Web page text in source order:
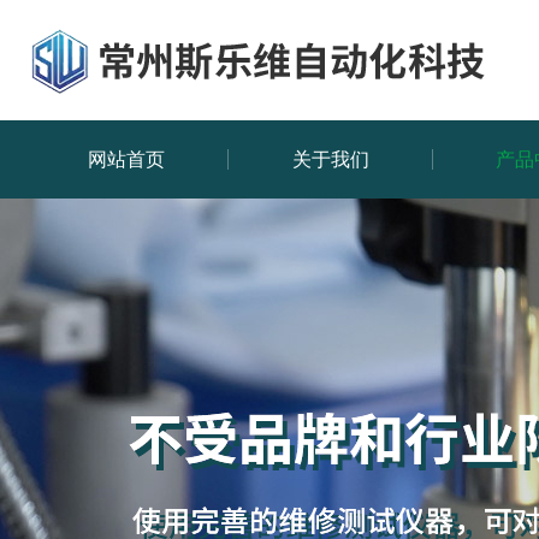
网站首页 关于我们 产品